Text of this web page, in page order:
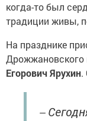
когда-то был
традиции живы,
На празднике
Дрожжановского
Егорович Ярухин.
—